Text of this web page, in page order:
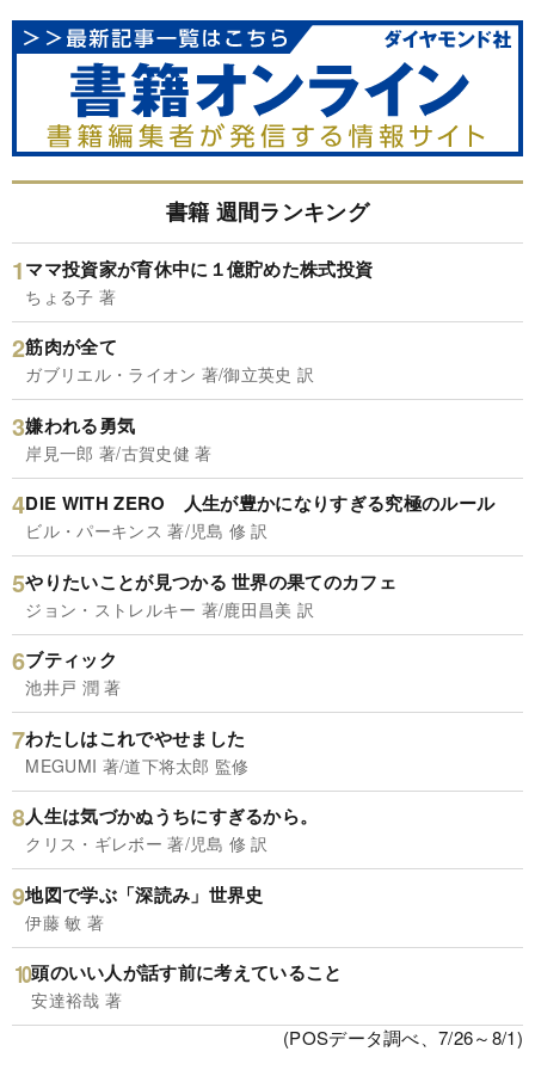
書籍 週間ランキング
ママ投資家が育休中に１億貯めた株式投資
ちょる子 著
筋肉が全て
ガブリエル・ライオン 著/御立英史 訳
嫌われる勇気
岸見一郎 著/古賀史健 著
DIE WITH ZERO 人生が豊かになりすぎる究極のルール
ビル・パーキンス 著/児島 修 訳
やりたいことが見つかる 世界の果てのカフェ
ジョン・ストレルキー 著/鹿田昌美 訳
ブティック
池井戸 潤 著
わたしはこれでやせました
MEGUMI 著/道下将太郎 監修
人生は気づかぬうちにすぎるから。
クリス・ギレボー 著/児島 修 訳
地図で学ぶ「深読み」世界史
伊藤 敏 著
頭のいい人が話す前に考えていること
安達裕哉 著
(POSデータ調べ、7/26～8/1)